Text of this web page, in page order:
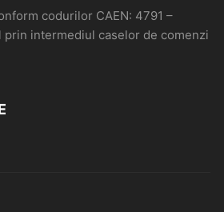
codurilor CAEN: 4791 –
prin intermediul caselor de comenzi